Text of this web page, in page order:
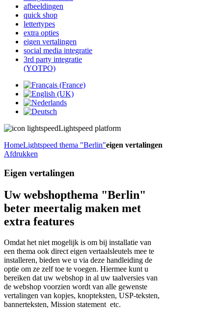
afbeeldingen
quick shop
lettertypes
extra opties
eigen vertalingen
social media integratie
3rd party integratie
(YOTPO)
Lightspeed platform
HomeLightspeed thema "Berlin"eigen vertalingen
Afdrukken
Eigen vertalingen
Uw webshopthema "Berlin"
beter meertalig maken met
extra features
Omdat het niet mogelijk is om bij installatie van
een thema ook direct eigen vertaalsleutels mee te
installeren, bieden we u via deze handleiding de
optie om ze zelf toe te voegen. Hiermee kunt u
bereiken dat uw webshop in al uw taalversies van
de webshop voorzien wordt van alle gewenste
vertalingen van kopjes, knopteksten, USP-teksten,
bannerteksten, Mission statement etc.